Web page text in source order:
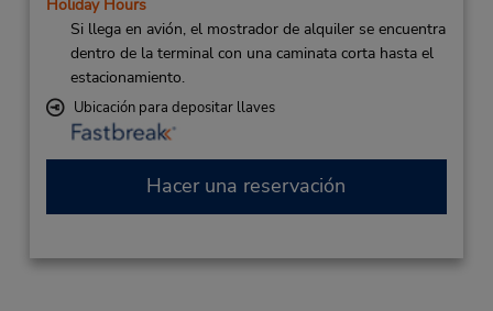
Holiday Hours
Si llega en avión, el mostrador de alquiler se encuentra
dentro de la terminal con una caminata corta hasta el
estacionamiento.
Ubicación para depositar llaves
Hacer una reservación